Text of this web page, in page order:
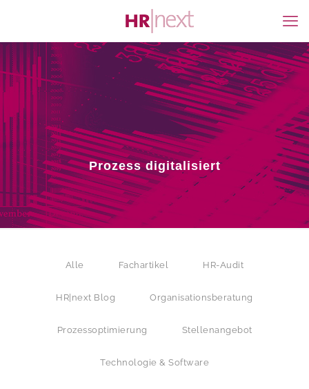
Prozess digitalisiert
Alle Fachartikel HR-Audit
HR|next Blog Organisationsberatung
Prozessoptimierung Stellenangebot
Technologie & Software